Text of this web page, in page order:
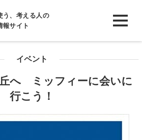
う、考える人の
報サイト
イベント
へ ミッフィーに会いに
行こう！